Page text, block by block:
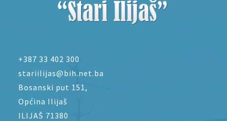
+387 33 402 300
stariilijas@bih.net.ba
Bosanski put 151,
Općina Ilijaš
ILIJAŠ 71380